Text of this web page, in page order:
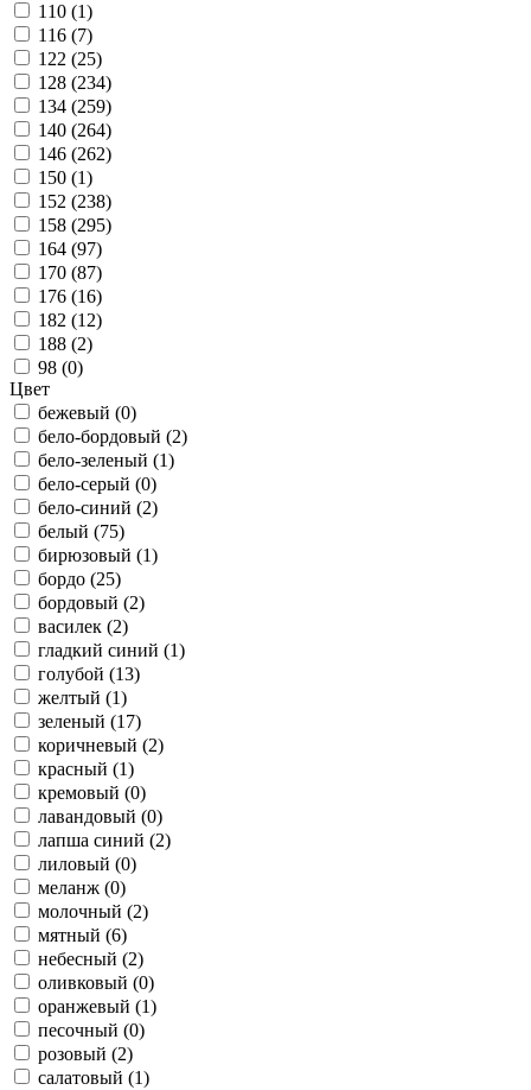
110 (1)
116 (7)
122 (25)
128 (234)
134 (259)
140 (264)
146 (262)
150 (1)
152 (238)
158 (295)
164 (97)
170 (87)
176 (16)
182 (12)
188 (2)
98 (0)
Цвет
бежевый (0)
бело-бордовый (2)
бело-зеленый (1)
бело-серый (0)
бело-синий (2)
белый (75)
бирюзовый (1)
бордо (25)
бордовый (2)
василек (2)
гладкий синий (1)
голубой (13)
желтый (1)
зеленый (17)
коричневый (2)
красный (1)
кремовый (0)
лавандовый (0)
лапша синий (2)
лиловый (0)
меланж (0)
молочный (2)
мятный (6)
небесный (2)
оливковый (0)
оранжевый (1)
песочный (0)
розовый (2)
салатовый (1)